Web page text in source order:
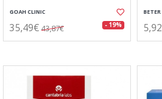
GOAH CLINIC
35,49€ 43,87€ - 19%
BETER